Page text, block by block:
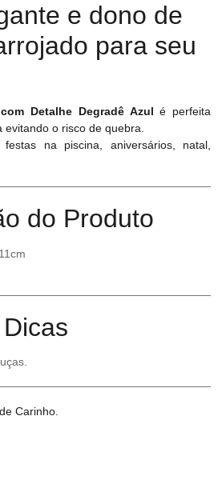
e dono de
para seu
Detalhe Degradê Azulé perfeita
evitando o risco de quebra.
na piscina, aniversários, natal,
do Produto
Carinho.